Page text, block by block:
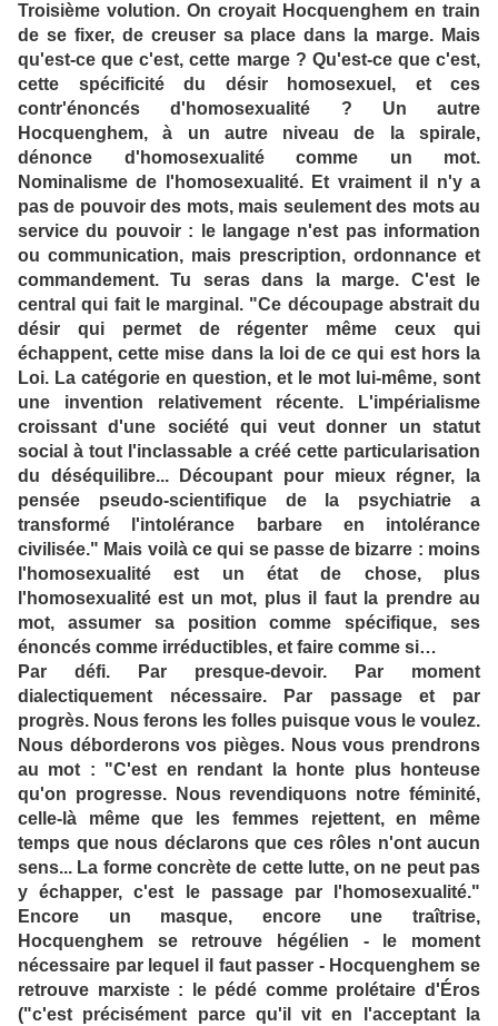
Troisième volution. On croyait Hocquenghem en train
de se fixer, de creuser sa place dans la marge. Mais
qu'est-ce que c'est, cette marge ? Qu'est-ce que c'est,
cette spécificité du désir homosexuel, et ces
contr'énoncés d'homosexualité ? Un autre
Hocquenghem, à un autre niveau de la spirale,
dénonce d'homosexualité comme un mot.
Nominalisme de l'homosexualité. Et vraiment il n'y a
pas de pouvoir des mots, mais seulement des mots au
service du pouvoir : le langage n'est pas information
ou communication, mais prescription, ordonnance et
commandement. Tu seras dans la marge. C'est le
central qui fait le marginal. "Ce découpage abstrait du
désir qui permet de régenter même ceux qui
échappent, cette mise dans la loi de ce qui est hors la
Loi. La catégorie en question, et le mot lui-même, sont
une invention relativement récente. L'impérialisme
croissant d'une société qui veut donner un statut
social à tout l'inclassable a créé cette particularisation
du déséquilibre... Découpant pour mieux régner, la
pensée pseudo-scientifique de la psychiatrie a
transformé l'intolérance barbare en intolérance
civilisée." Mais voilà ce qui se passe de bizarre : moins
l'homosexualité est un état de chose, plus
l'homosexualité est un mot, plus il faut la prendre au
mot, assumer sa position comme spécifique, ses
énoncés comme irréductibles, et faire comme si…
Par défi. Par presque-devoir. Par moment
dialectiquement nécessaire. Par passage et par
progrès. Nous ferons les folles puisque vous le voulez.
Nous déborderons vos pièges. Nous vous prendrons
au mot : "C'est en rendant la honte plus honteuse
qu'on progresse. Nous revendiquons notre féminité,
celle-là même que les femmes rejettent, en même
temps que nous déclarons que ces rôles n'ont aucun
sens... La forme concrète de cette lutte, on ne peut pas
y échapper, c'est le passage par l'homosexualité."
Encore un masque, encore une traîtrise,
Hocquenghem se retrouve hégélien - le moment
nécessaire par lequel il faut passer - Hocquenghem se
retrouve marxiste : le pédé comme prolétaire d'Éros
("c'est précisément parce qu'il vit en l'acceptant la